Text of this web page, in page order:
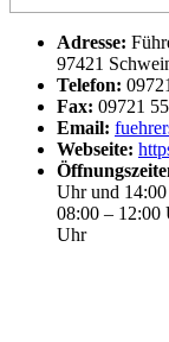
Adresse:
97421
Telefon:
Fax: 09721
Email:
Webseite:
Uhr und
08:00 – 12:00
Uhr